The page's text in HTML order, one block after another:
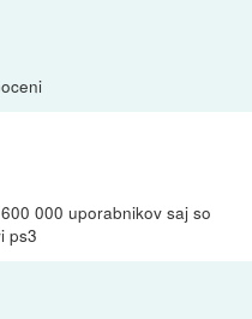
000 uporabnikov saj so
ps3